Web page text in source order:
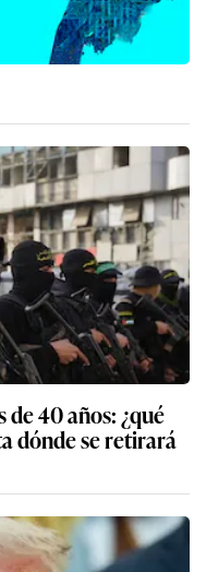
de 40 años: ¿qué
dónde se retirará